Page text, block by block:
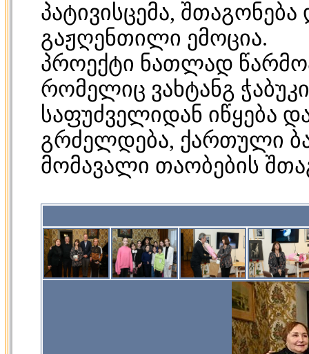
პატივისცემა,
გაჟღენთილი ემოცია.
პროექტი ნათლად
რომელიც ვახტანგ
საფუძველიდან იწყება
გრძელდება, ქართული
მომავალი თაობების